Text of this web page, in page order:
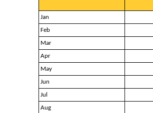
Jan
Feb
Mar
Apr
May
Jun
Jul
Aug